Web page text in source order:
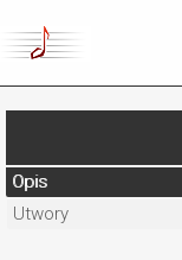
Opis
Utwory